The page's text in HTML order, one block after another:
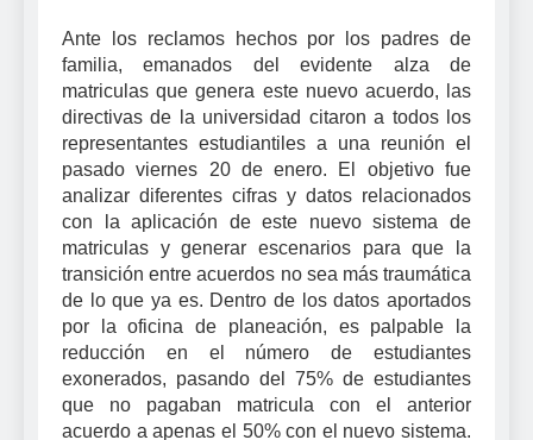
Ante los reclamos hechos por los padres de
familia, emanados del evidente alza de
matriculas que genera este nuevo acuerdo, las
directivas de la universidad citaron a todos los
representantes estudiantiles a una reunión el
pasado viernes 20 de enero. El objetivo fue
analizar diferentes cifras y datos relacionados
con la aplicación de este nuevo sistema de
matriculas y generar escenarios para que la
transición entre acuerdos no sea más traumática
de lo que ya es. Dentro de los datos aportados
por la oficina de planeación, es palpable la
reducción en el número de estudiantes
exonerados, pasando del 75% de estudiantes
que no pagaban matricula con el anterior
acuerdo a apenas el 50% con el nuevo sistema.